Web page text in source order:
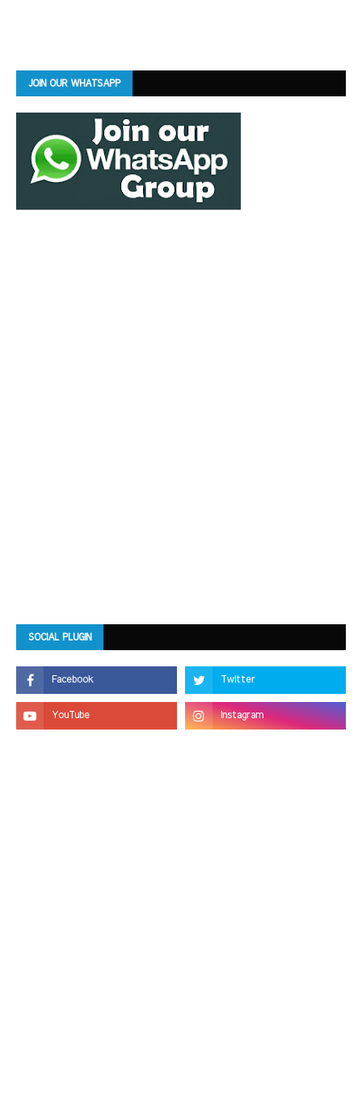
JOIN OUR WHATSAPP
SOCIAL PLUGIN